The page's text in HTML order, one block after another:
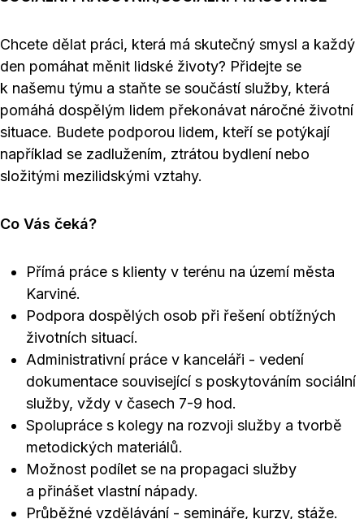
Chcete dělat práci, která má skutečný smysl a každý
den pomáhat měnit lidské životy? Přidejte se
k našemu týmu a staňte se součástí služby, která
pomáhá dospělým lidem překonávat náročné životní
situace. Budete podporou lidem, kteří se potýkají
například se zadlužením, ztrátou bydlení nebo
složitými mezilidskými vztahy.
Co Vás čeká?
Přímá práce s klienty v terénu na území města
Karviné.
Podpora dospělých osob při řešení obtížných
životních situací.
Administrativní práce v kanceláři - vedení
dokumentace související s poskytováním sociální
služby, vždy v časech 7-9 hod.
Spolupráce s kolegy na rozvoji služby a tvorbě
metodických materiálů.
Možnost podílet se na propagaci služby
a přinášet vlastní nápady.
Průběžné vzdělávání - semináře, kurzy, stáže.